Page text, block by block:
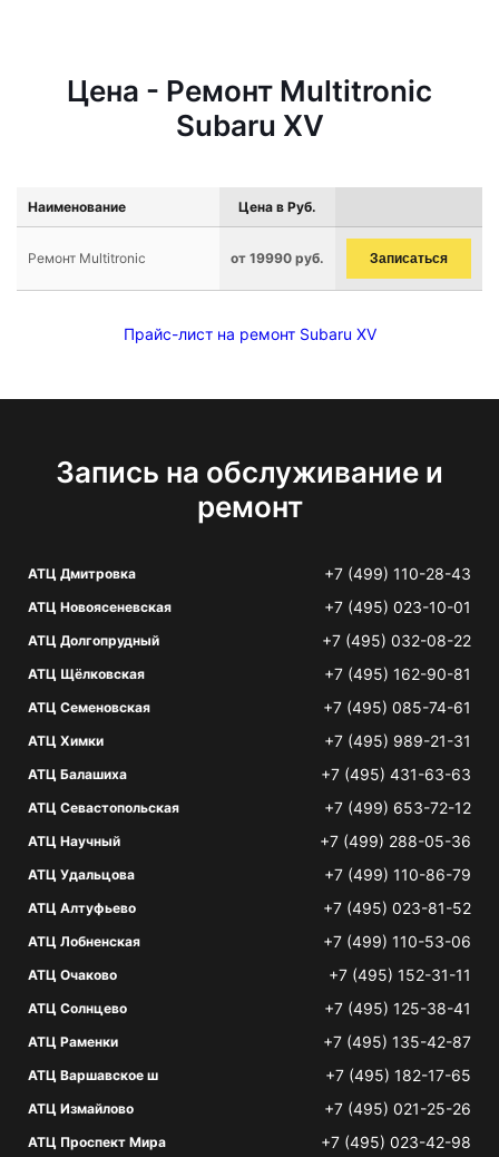
Цена - Ремонт Multitronic
Subaru XV
Наименование Цена в Руб.
Ремонт Multitronic от 19990 руб. Записаться
Прайс-лист на ремонт Subaru XV
Запись на обслуживание и
ремонт
АТЦ Дмитровка +7 (499) 110-28-43
АТЦ Новоясеневская +7 (495) 023-10-01
АТЦ Долгопрудный +7 (495) 032-08-22
АТЦ Щёлковская +7 (495) 162-90-81
АТЦ Семеновская +7 (495) 085-74-61
АТЦ Химки +7 (495) 989-21-31
АТЦ Балашиха +7 (495) 431-63-63
АТЦ Севастопольская +7 (499) 653-72-12
АТЦ Научный +7 (499) 288-05-36
АТЦ Удальцова +7 (499) 110-86-79
АТЦ Алтуфьево +7 (495) 023-81-52
АТЦ Лобненская +7 (499) 110-53-06
АТЦ Очаково +7 (495) 152-31-11
АТЦ Солнцево +7 (495) 125-38-41
АТЦ Раменки +7 (495) 135-42-87
АТЦ Варшавское ш +7 (495) 182-17-65
АТЦ Измайлово +7 (495) 021-25-26
АТЦ Проспект Мира +7 (495) 023-42-98